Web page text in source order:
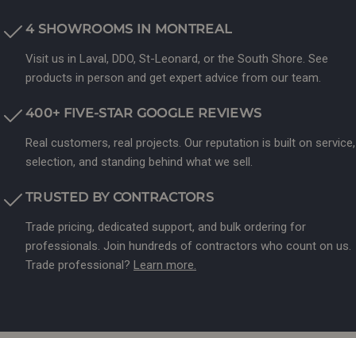
4 SHOWROOMS IN MONTREAL
Visit us in Laval, DDO, St-Leonard, or the South Shore. See
products in person and get expert advice from our team.
400+ FIVE-STAR GOOGLE REVIEWS
Real customers, real projects. Our reputation is built on service,
selection, and standing behind what we sell.
TRUSTED BY CONTRACTORS
Trade pricing, dedicated support, and bulk ordering for
professionals. Join hundreds of contractors who count on us.
Trade professional? Learn more.